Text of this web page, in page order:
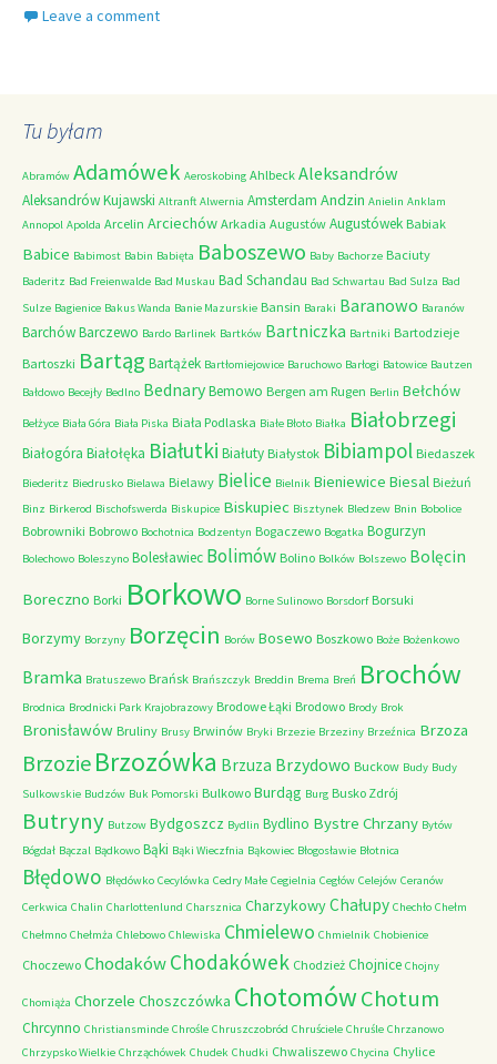
Leave a comment
Tu byłam
Abramów Adamówek Aeroskobing Ahlbeck Aleksandrów
Aleksandrów Kujawski Altranft Alwernia Amsterdam Andzin Anielin Anklam
Annopol Apolda Arcelin Arciechów Arkadia Augustów Augustówek Babiak
Babice Babimost Babin Babięta Baboszewo Baby Bachorze Baciuty
Baderitz Bad Freienwalde Bad Muskau Bad Schandau Bad Schwartau Bad Sulza Bad
Sulze Bagienice Bakus Wanda Banie Mazurskie Bansin Baraki Baranowo Baranów
BarchówBarczewo Bardo Barlinek Bartków Bartniczka Bartniki Bartodzieje
Bartoszki Bartąg Bartążek Bartłomiejowice Baruchowo Barłogi Batowice Bautzen
Bałdowo Becejły Bedlno BednaryBemowo Bergen am Rugen Berlin Bełchów
Bełżyce Biała Góra Biała Piska Biała Podlaska Białe Błoto Białka Białobrzegi
Białogóra Białołęka Białutki Białuty Białystok Bibiampol Biedaszek
Biederitz Biedrusko Bielawa Bielawy Bielice Bielnik Bieniewice Biesal Bieżuń
Binz Birkerod Bischofswerda Biskupice Biskupiec Bisztynek Bledzew Bnin Bobolice
Bobrowniki Bobrowo Bochotnica Bodzentyn Bogaczewo Bogatka Bogurzyn
Bolechowo Boleszyno Bolesławiec Bolimów Bolino Bolków Bolszewo Bolęcin
Boreczno Borki Borkowo Borne Sulinowo Borsdorf Borsuki
Borzymy Borzyny Borzęcin Borów Bosewo Boszkowo Boże Bożenkowo
Bramka Bratuszewo Brańsk Brańszczyk Breddin Brema Breń Brochów
Brodnica Brodnicki Park Krajobrazowy Brodowe Łąki Brodowo Brody Brok
Bronisławów Bruliny Brusy Brwinów Bryki Brzezie Brzeziny Brzeźnica Brzoza
Brzozie Brzozówka Brzuza Brzydowo Buckow Budy Budy
Sulkowskie Budzów Buk Pomorski Bulkowo Burdąg Burg Busko Zdrój
Butryny Butzow Bydgoszcz Bydlin Bydlino Bystre Chrzany Bytów
Bógdał Bączal Bądkowo Bąki Bąki Wieczfnia Bąkowiec Błogosławie Błotnica
Błędowo Błędówko Cecylówka Cedry Małe Cegielnia Cegłów Celejów Ceranów
Cerkwica Chalin Charlottenlund Charsznica CharzykowyChałupy Chechło Chełm
Chełmno Chełmża Chlebowo Chlewiska Chmielewo Chmielnik Chobienice
Choczewo ChodakówChodakówek Chodzież Chojnice Chojny
Chomiąża Chorzele Choszczówka ChotomówChotum
Chrcynno Christiansminde Chrośle Chruszczobród Chruściele Chruśle Chrzanowo
Chrzypsko Wielkie Chrząchówek Chudek Chudki Chwaliszewo Chycina Chylice